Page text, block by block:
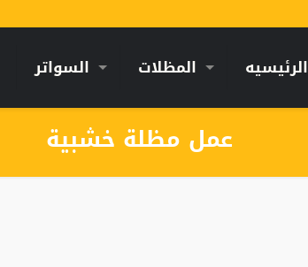
الرئيسيه المظلات السواتر
عمل مظلة خشبية